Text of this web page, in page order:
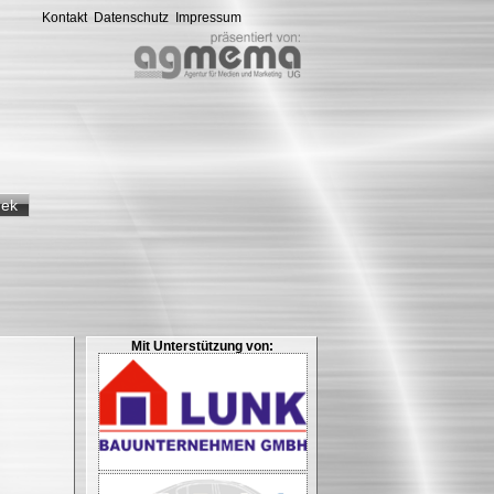
Kontakt Datenschutz Impressum
Mit Unterstützung von: